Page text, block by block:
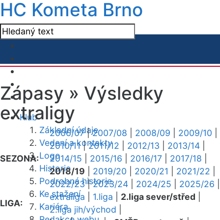
HC Kometa Brno
Klub
Základní údaje
Vedení a kontakty
Logo
Historie
Podrobná historie
Ke stažení
Kariéra
Zápasy » Výsledky
extraligy
SEZONA:
2006/07|2007/08 2008/09 2009/10
2010/11|2011/12 2012/13 2013/14
2014/15
2015/16 2016/17 2017/18
2018/19
2019/20 2020/21 2021/22
2022/23|2023/24 2024/25 2025/26
LIGA:
extraliga 1.liga 2.liga sever/střed
2.liga jih/východ